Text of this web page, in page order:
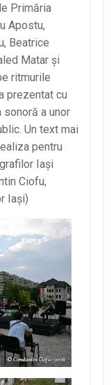
Primăria
Apostu,
Beatrice
Matar şi
ritmurile
prezentat cu
a unor
Un text mai
pentru
Iaşi
Ciofu,
Iaşi)